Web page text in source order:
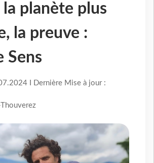
planète plus
la preuve :
Sens
I Dernière Mise à jour :